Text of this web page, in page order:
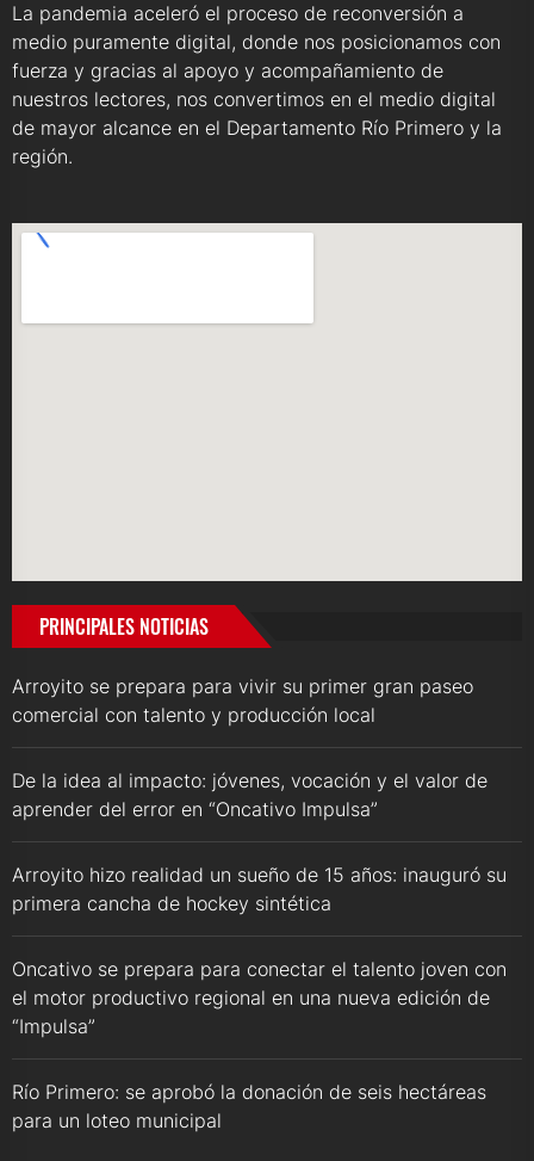
La pandemia aceleró el proceso de reconversión a
medio puramente digital, donde nos posicionamos con
fuerza y gracias al apoyo y acompañamiento de
nuestros lectores, nos convertimos en el medio digital
de mayor alcance en el Departamento Río Primero y la
región.
PRINCIPALES NOTICIAS
Arroyito se prepara para vivir su primer gran paseo
comercial con talento y producción local
De la idea al impacto: jóvenes, vocación y el valor de
aprender del error en “Oncativo Impulsa”
Arroyito hizo realidad un sueño de 15 años: inauguró su
primera cancha de hockey sintética
Oncativo se prepara para conectar el talento joven con
el motor productivo regional en una nueva edición de
“Impulsa”
Río Primero: se aprobó la donación de seis hectáreas
para un loteo municipal